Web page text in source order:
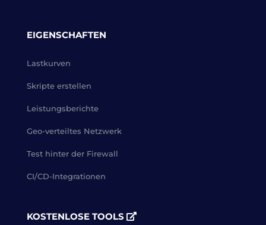
EIGENSCHAFTEN
Lastkurven
Skripte erstellen
Leistungsberichte
Geo-verteiltes Netzwerk
Test hinter der Firewall
CI/CD-Integrationen
KOSTENLOSE TOOLS